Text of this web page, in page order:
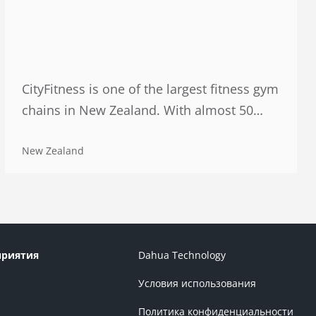
CityFitness is one of the largest fitness gym
chains in New Zealand. With almost 50
5,000 square meters), each facility is open
New Zealand
Dahua Technology
Условия использования
Политика конфиденциальности